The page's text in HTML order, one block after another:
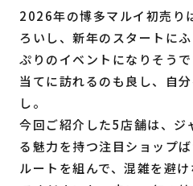
2026年の博多マルイ初売り
ろいし、新年のスタートに
ぷりのイベントになりそう
当てに訪れるのも良し、自
し。
今回ご紹介した5店舗は、ジ
る魅力を持つ注目ショップ
ルートを組んで、混雑を避